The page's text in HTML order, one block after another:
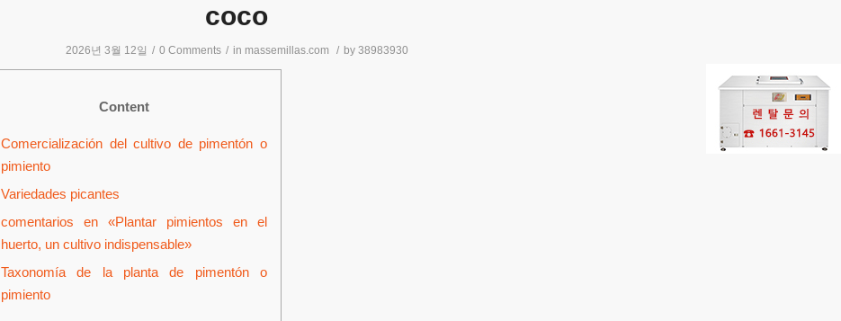
coco
2026년 3월 12일 / 0 Comments / in massemillas.com / by 38983930
Content
Comercialización del cultivo de pimentón o
pimiento
Variedades picantes
comentarios en «Plantar pimientos en el
huerto, un cultivo indispensable»
Taxonomía de la planta de pimentón o
pimiento